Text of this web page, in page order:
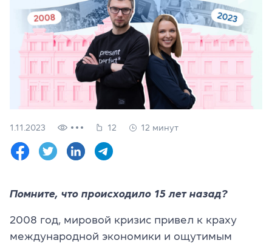
Проверить свойуровень
Оставить заявку
Язык сайта RU UK
(050) 580 11 00
(063) 580 11 00
Посмотреть на Google Maps
1.11.2023 12 12 минут
Помните, что происходило 15 лет назад?
2008 год, мировой кризис привел к краху
международной экономики и ощутимым